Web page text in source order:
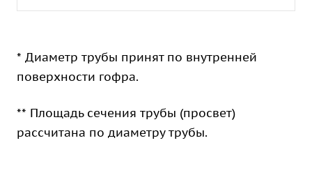
* Диаметр трубы принят по внутренней
поверхности гофра.
** Площадь сечения трубы (просвет)
рассчитана по диаметру трубы.